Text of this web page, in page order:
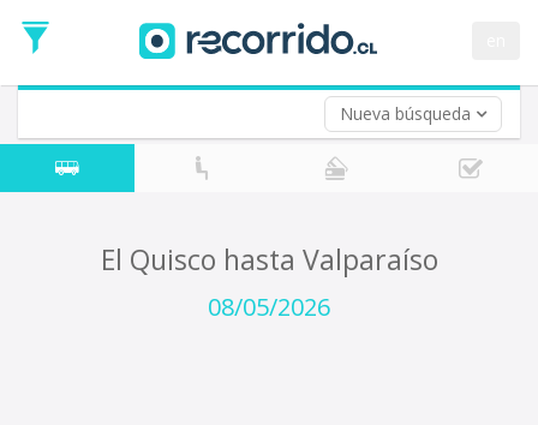
Nueva búsqueda
de
Ida
Vuelta (opcional)
Fecha
de
El Quisco hasta Valparaíso
08/05/2026